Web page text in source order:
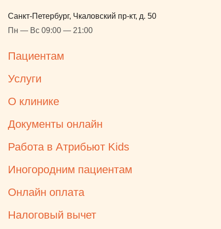
Санкт-Петербург, Чкаловский пр-кт, д. 50
Пн — Вс 09:00 — 21:00
Пациентам
Услуги
О клинике
Документы онлайн
Работа в Атрибьют Kids
Иногородним пациентам
Онлайн оплата
Налоговый вычет